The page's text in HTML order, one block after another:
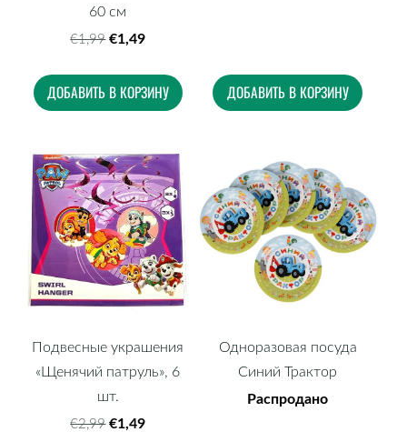
60 см
€1,99 €1,49
ДОБАВИТЬ В КОРЗИНУ ДОБАВИТЬ В КОРЗИНУ
Подвесные украшения
«Щенячий патруль», 6
шт.
€2,99 €1,49
Одноразовая посуда
Синий Трактор
Распродано